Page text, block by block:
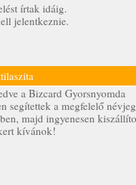
írtak idáig.
jelentkeznie.
a Bizcard Gyorsnyomda
segítettek a megfelelő
majd ingyenesen
kívánok!